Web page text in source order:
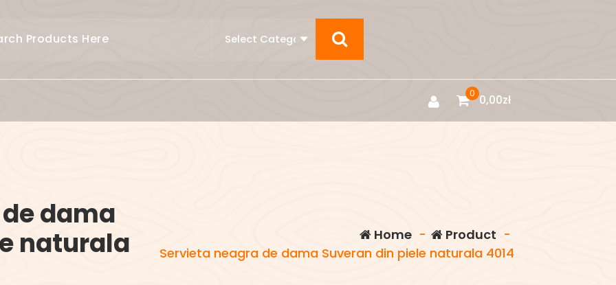
0 0,00zł
dama
naturala
Home - Product -
Servieta neagra de dama Suveran din piele naturala 4014